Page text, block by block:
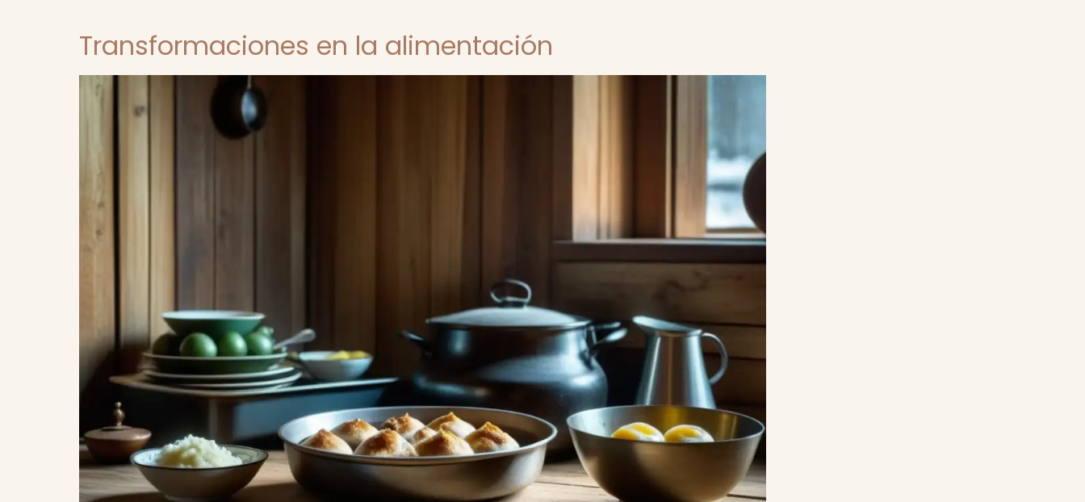
Transformaciones en la alimentación